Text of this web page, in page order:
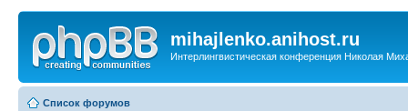
mihajlenko.anihost.ru
Интерлингвистическая конференция Николая
Список форумов